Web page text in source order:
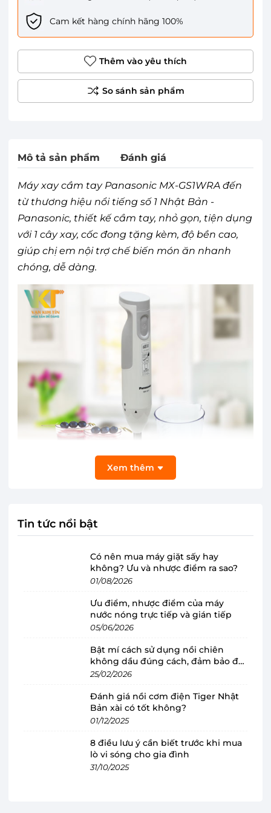
Cam kết hàng chính hãng 100%
Thêm vào yêu thích
Mô tả sản phẩm Đánh giá
Máy xay cầm tay Panasonic MX-GS1WRA đến
từ thương hiệu nổi tiếng số 1 Nhật Bản -
Panasonic, thiết kế cầm tay, nhỏ gọn, tiện dụng
với 1 cây xay, cốc đong tặng kèm, độ bền cao,
giúp chị em nội trợ chế biến món ăn nhanh
chóng, dễ dàng.
Máy xay cầm tay Panasonic MX-GS1WRA
có thiết kế cầm tay nhỏ gọn, chắn chắn
Máy xay cầm tay Panasonic sở hữu thiết kế cầm
Bạn có thể bảo quảnmáy xay dễ dàng bằng
cách treo lên giá treo tường để giữ căn bếp luôn
Thân máy và thân gắn lưỡi dao dễ dàng tháo lắp
và vệ sinh, bảo quản.
Xem thêm
Tin tức nổi bật
Có nên mua máy giặt sấy hay
không? Ưu và nhược điểm ra sao?
01/08/2026
Ưu điểm, nhược điểm của máy
nước nóng trực tiếp và gián tiếp
05/06/2026
Bật mí cách sử dụng nồi chiên
không dầu đúng cách, đảm bảo độ
bền
25/02/2026
Đánh giá nồi cơm điện Tiger Nhật
Bản xài có tốt không?
01/12/2025
8 điều lưu ý cần biết trước khi mua
lò vi sóng cho gia đình
31/10/2025